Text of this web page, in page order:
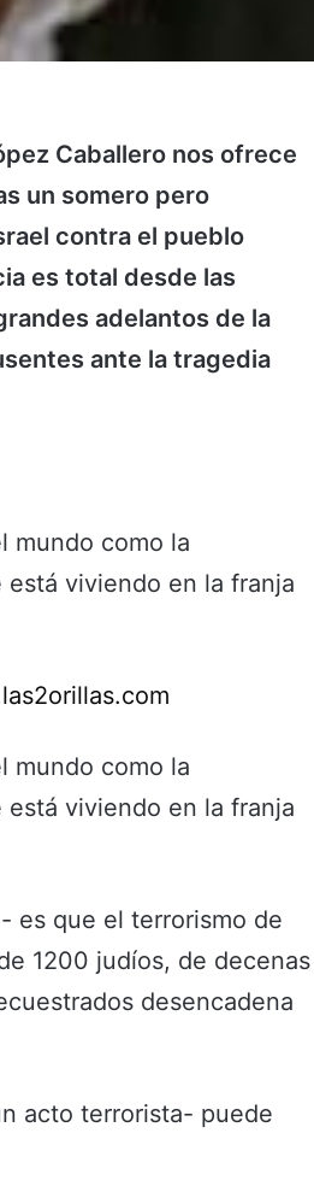
Caballero nos ofrece
un somero pero
contra el pueblo
es total desde las
adelantos de la
ante la tragedia
mundo como la
viviendo en la franja
mundo como la
viviendo en la franja
es que el terrorismo de
1200 judíos, de decenas
desencadena
acto terrorista- puede